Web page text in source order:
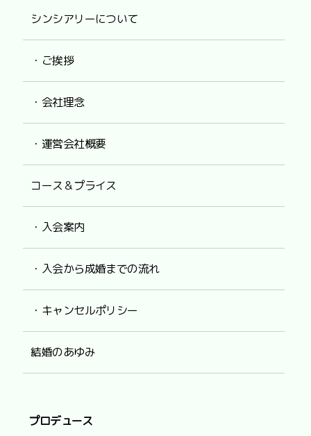
シンシアリーについて
・ご挨拶
・会社理念
・運営会社概要
コース＆プライス
・入会案内
・入会から成婚までの流れ
・キャンセルポリシー
結婚のあゆみ
プロデュース